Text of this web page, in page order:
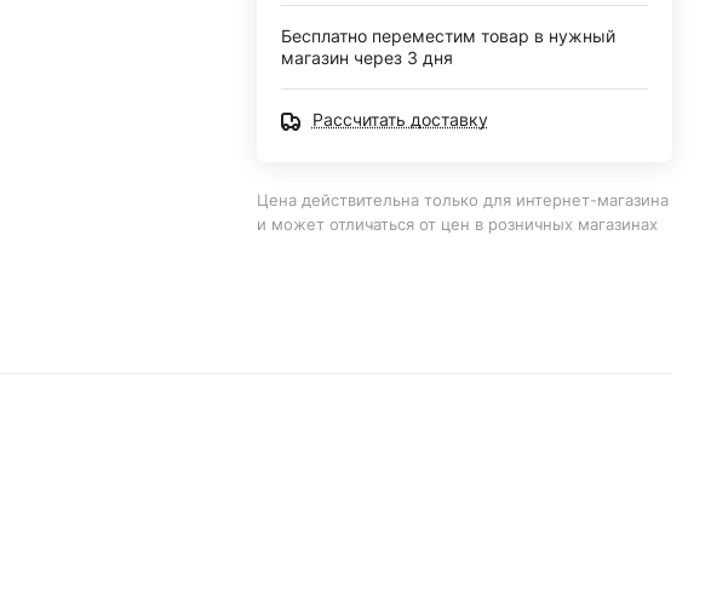
Бесплатно переместим товар в нужный
магазин через 3 дня
Рассчитать доставку
Цена действительна только для интернет-магазина
и может отличаться от цен в розничных магазинах